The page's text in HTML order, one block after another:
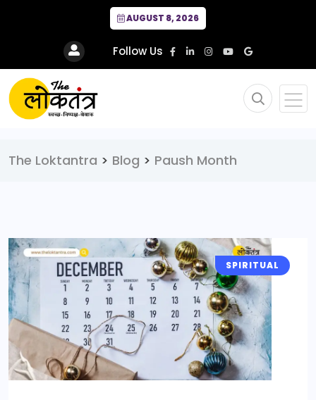
AUGUST 8, 2026
Follow Us
The Loktantra > Blog > Paush Month
SPIRITUAL